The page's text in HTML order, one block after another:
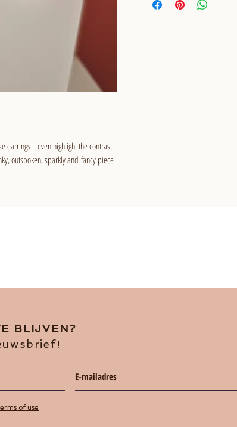
earrings it even highlight the contrast
outspoken, sparkly and fancy piece
geodes: 12 x 14 mm
BLIJVEN?
of use